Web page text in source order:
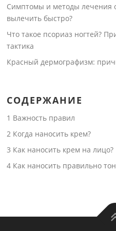
Симптомы и методы лечения
вылечить быстро?
Что такое псориаз ногтей?
тактика
Красный дермографизм:
СОДЕРЖАНИЕ
1 Важность правил
2 Когда наносить крем?
3 Как наносить крем на лицо?
4 Как наносить правильно